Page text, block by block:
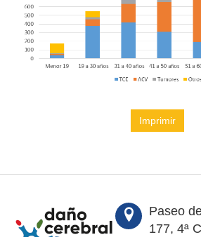
Imprimir
Paseo
177, 4ª